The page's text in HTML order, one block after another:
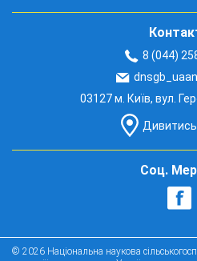
8 (044)
03127 м. Київ, вул.
Дивитись
Соц.
© 2026 Національна наукова